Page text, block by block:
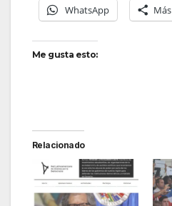
WhatsApp Más
Me gusta esto:
Relacionado